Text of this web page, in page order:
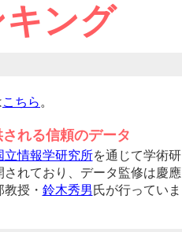
ング
こちら 。
れる信頼のデータ
立情報学研究所を通じて学術研
されており、データ監修は慶應
授・ 鈴木秀男 氏が行っていま